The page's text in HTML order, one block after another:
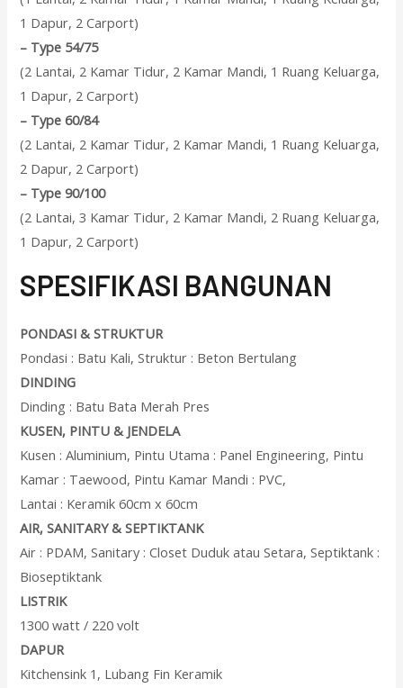
1 Dapur, 2 Carport)
– Type 54/75
(2 Lantai, 2 Kamar Tidur, 2 Kamar Mandi, 1 Ruang Keluarga,
1 Dapur, 2 Carport)
– Type 60/84
(2 Lantai, 2 Kamar Tidur, 2 Kamar Mandi, 1 Ruang Keluarga,
2 Dapur, 2 Carport)
– Type 90/100
(2 Lantai, 3 Kamar Tidur, 2 Kamar Mandi, 2 Ruang Keluarga,
1 Dapur, 2 Carport)
SPESIFIKASI BANGUNAN
PONDASI & STRUKTUR
Pondasi : Batu Kali, Struktur : Beton Bertulang
DINDING
Dinding : Batu Bata Merah Pres
KUSEN, PINTU & JENDELA
Kusen : Aluminium, Pintu Utama : Panel Engineering, Pintu
Kamar : Taewood, Pintu Kamar Mandi : PVC,
Lantai : Keramik 60cm x 60cm
AIR, SANITARY & SEPTIKTANK
Air : PDAM, Sanitary : Closet Duduk atau Setara, Septiktank :
Bioseptiktank
LISTRIK
1300 watt / 220 volt
DAPUR
Kitchensink 1, Lubang Fin Keramik